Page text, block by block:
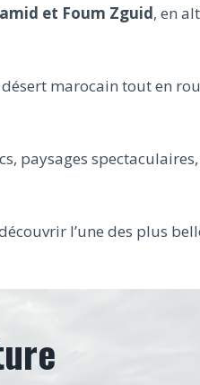
et Foum Zguid, en
marocain tout en
paysages
l’une des plus